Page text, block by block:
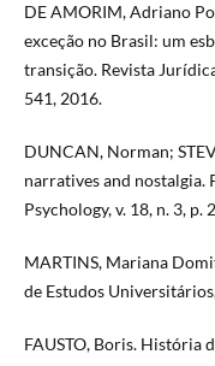
DE AMORIM, Adriano
exceção no Brasil: um
transição. Revista
541, 2016.
DUNCAN, Norman;
narratives and nostalgia.
Psychology, v. 18, n. 3, p.
MARTINS, Mariana
de Estudos
FAUSTO, Boris. História